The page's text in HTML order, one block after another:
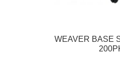
WEAVER BASE